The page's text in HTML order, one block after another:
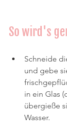
So wird's
Schneide
und gebe
in ein Glas
übergieße
Wasser.